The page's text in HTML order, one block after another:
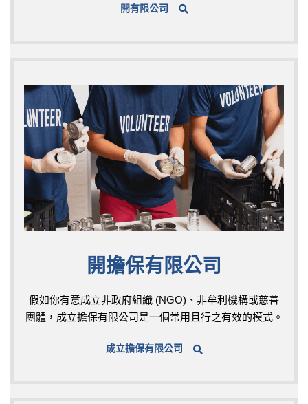
開有限公司
開擔保有限公司
假如你有意成立非政府組織 (NGO)、非牟利機構或慈善
團體，成立擔保有限公司是一個常用且行之有效的模式。
成立擔保有限公司